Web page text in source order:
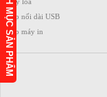
Cáp nối dài USB
Cáp máy in
DANH MỤC SẢN PHẨM